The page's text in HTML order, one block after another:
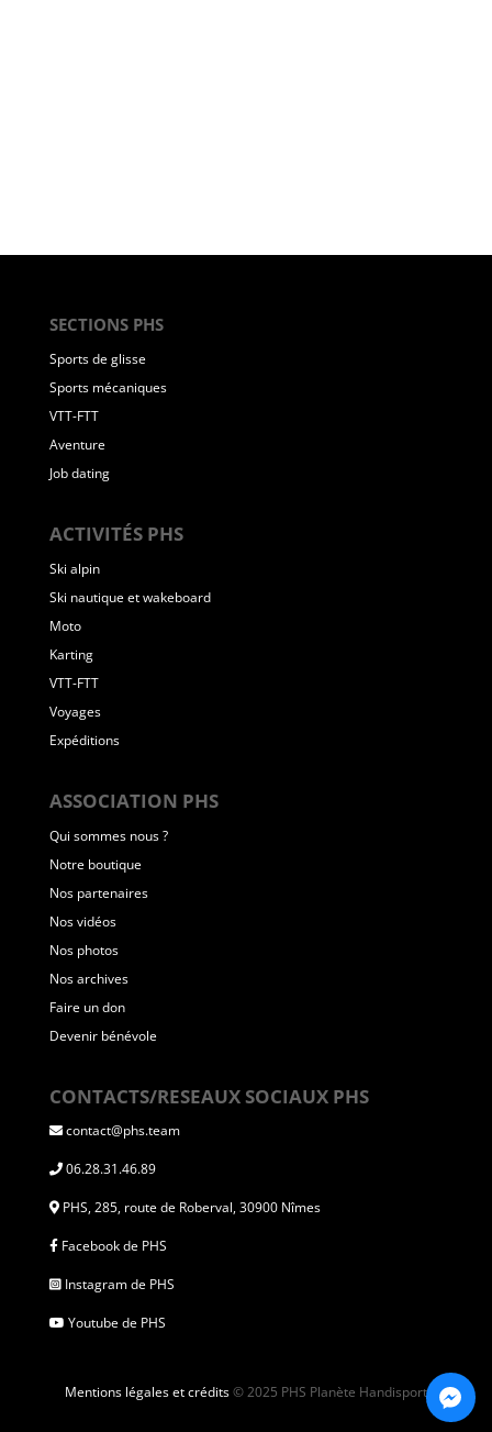
SECTIONS PHS
Sports de glisse
Sports mécaniques
VTT-FTT
Aventure
Job dating
ACTIVITÉS PHS
Ski alpin
Ski nautique et wakeboard
Moto
Karting
VTT-FTT
Voyages
Expéditions
ASSOCIATION PHS
Qui sommes nous ?
Notre boutique
Nos partenaires
Nos vidéos
Nos photos
Nos archives
Faire un don
Devenir bénévole
CONTACTS/RESEAUX SOCIAUX PHS
contact@phs.team
06.28.31.46.89
PHS, 285, route de Roberval, 30900 Nîmes
Facebook de PHS
Instagram de PHS
Youtube de PHS
Mentions légales et crédits© 2025 PHS Planète Handisport